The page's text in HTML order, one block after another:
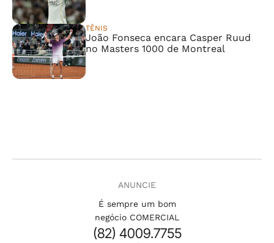
TÊNIS
João Fonseca encara Casper Ruud
no Masters 1000 de Montreal
ANUNCIE
É sempre um bom
negócio COMERCIAL
(82) 4009.7755